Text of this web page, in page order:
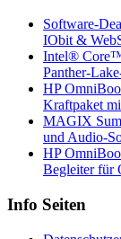
Software-
IObit &
Intel® Core™
Panther-
HP
Kraftpaket
MAGIX
und Audio-
HP
Begleiter für
Info Seiten